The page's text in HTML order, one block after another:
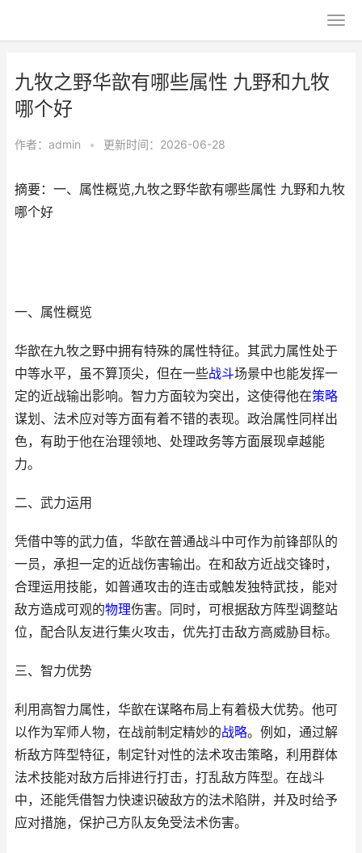
九牧之野华歆有哪些属性 九野和九牧
哪个好
作者： admin • 更新时间：2026-06-28
摘要：一、属性概览,九牧之野华歆有哪些属性 九野和九牧
哪个好
一、属性概览
华歆在九牧之野中拥有特殊的属性特征。其武力属性处于
中等水平，虽不算顶尖，但在一些战斗场景中也能发挥一
定的近战输出影响。智力方面较为突出，这使得他在策略
谋划、法术应对等方面有着不错的表现。政治属性同样出
色，有助于他在治理领地、处理政务等方面展现卓越能
力。
二、武力运用
凭借中等的武力值，华歆在普通战斗中可作为前锋部队的
一员，承担一定的近战伤害输出。在和敌方近战交锋时，
合理运用技能，如普通攻击的连击或触发独特武技，能对
敌方造成可观的物理伤害。同时，可根据敌方阵型调整站
位，配合队友进行集火攻击，优先打击敌方高威胁目标。
三、智力优势
利用高智力属性，华歆在谋略布局上有着极大优势。他可
以作为军师人物，在战前制定精妙的战略。例如，通过解
析敌方阵型特征，制定针对性的法术攻击策略，利用群体
法术技能对敌方后排进行打击，打乱敌方阵型。在战斗
中，还能凭借智力快速识破敌方的法术陷阱，并及时给予
应对措施，保护己方队友免受法术伤害。